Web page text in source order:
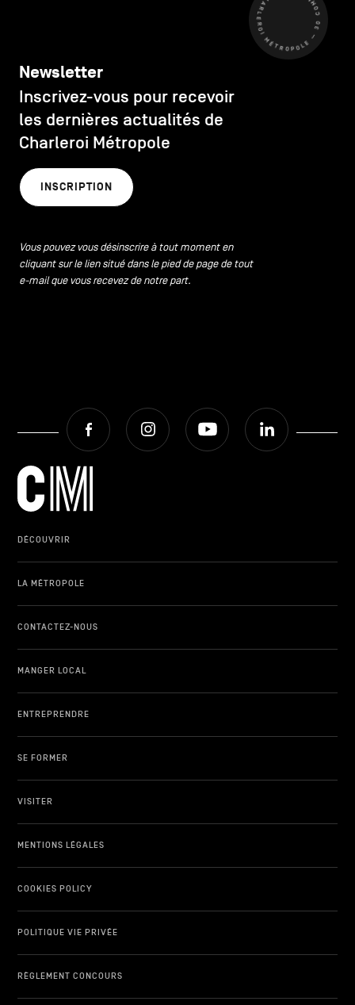
CHARLEROI MÉTROPOLE — 30 COMMUNES —
Newsletter
Inscrivez-vous pour recevoir
les dernières actualités de
Charleroi Métropole
INSCRIPTION
Vous pouvez vous désinscrire à tout moment en
cliquant sur le lien situé dans le pied de page de tout
e-mail que vous recevez de notre part.
Facebook Instagram Youtube
DÉCOUVRIR
LA MÉTROPOLE
CONTACTEZ-NOUS
MANGER LOCAL
ENTREPRENDRE
SE FORMER
VISITER
MENTIONS LÉGALES
COOKIES POLICY
POLITIQUE VIE PRIVÉE
RÈGLEMENT CONCOURS